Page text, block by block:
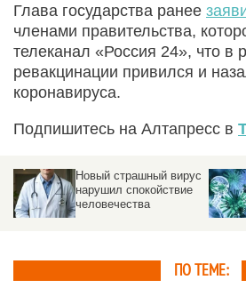
Глава государства ранее
членами правительства,
телеканал «Россия 24», что в
ревакцинации привился и
коронавируса.
Подпишитесь на Алтапресс в
Новый страшный вирус
нарушил спокойствие
человечества
ПО ТЕМЕ: